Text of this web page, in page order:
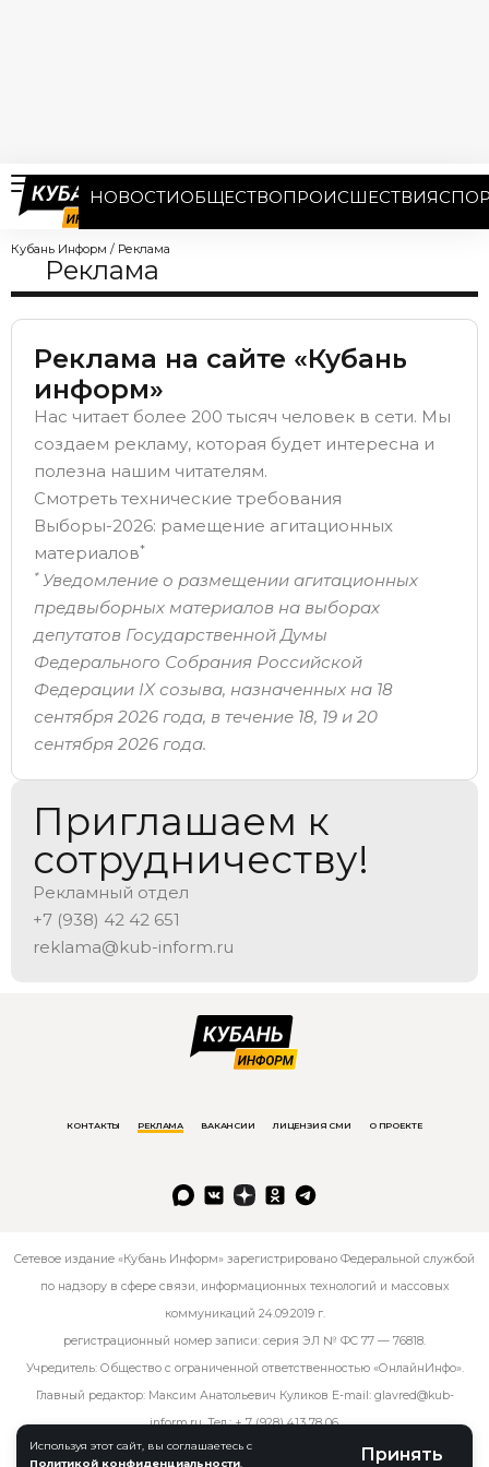
Используя этот сайт, вы соглашаетесь с
Политикой конфиденциальности
Принять
НОВОСТИОБЩЕСТВОПРОИСШЕСТВИЯ
Кубань Информ / Реклама
Реклама
Приглашаем к
сотрудничеству!
Рекламный отдел
+7 (938) 42 42 651
reklama@kub-inform.ru
Реклама на сайте «Кубань
информ»
Нас читает более 200 тысяч человек в сети. Мы
создаем рекламу, которая будет интересна и
полезна нашим читателям.
Смотреть технические требования
Выборы-2026: рамещение агитационных
материалов*
*Уведомление о размещении агитационных
предвыборных материалов на выборах
депутатов Государственной Думы
Федерального Собрания Российской
Федерации IX созыва, назначенных на 18
сентября 2026 года, в течение 18, 19 и 20
сентября 2026 года.
КОНТАКТЫ РЕКЛАМА ВАКАНСИИ ЛИЦЕНЗИЯ СМИ О ПРОЕКТЕ
Сетевое издание «Кубань Информ» зарегистрировано Федеральной службой
по надзору в сфере связи, информационных технологий и массовых
коммуникаций 24.09.2019 г.
регистрационный номер записи: серия ЭЛ № ФС 77 — 76818.
Учредитель: Общество с ограниченной ответственностью «ОнлайнИнфо».
Главный редактор: Максим Анатольевич Куликов E-mail: glavred@kub-
inform.ru. Тел.:+ 7 (928) 413 78 06.